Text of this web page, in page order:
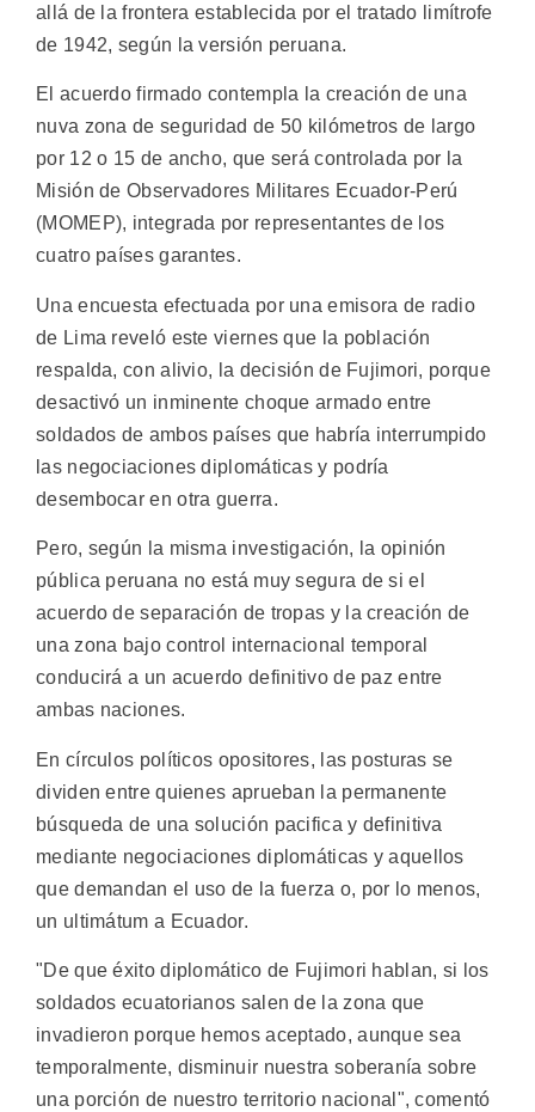
allá de la frontera establecida por el tratado limítrofe
de 1942, según la versión peruana.
El acuerdo firmado contempla la creación de una
nuva zona de seguridad de 50 kilómetros de largo
por 12 o 15 de ancho, que será controlada por la
Misión de Observadores Militares Ecuador-Perú
(MOMEP), integrada por representantes de los
cuatro países garantes.
Una encuesta efectuada por una emisora de radio
de Lima reveló este viernes que la población
respalda, con alivio, la decisión de Fujimori, porque
desactivó un inminente choque armado entre
soldados de ambos países que habría interrumpido
las negociaciones diplomáticas y podría
desembocar en otra guerra.
Pero, según la misma investigación, la opinión
pública peruana no está muy segura de si el
acuerdo de separación de tropas y la creación de
una zona bajo control internacional temporal
conducirá a un acuerdo definitivo de paz entre
ambas naciones.
En círculos políticos opositores, las posturas se
dividen entre quienes aprueban la permanente
búsqueda de una solución pacifica y definitiva
mediante negociaciones diplomáticas y aquellos
que demandan el uso de la fuerza o, por lo menos,
un ultimátum a Ecuador.
"De que éxito diplomático de Fujimori hablan, si los
soldados ecuatorianos salen de la zona que
invadieron porque hemos aceptado, aunque sea
temporalmente, disminuir nuestra soberanía sobre
una porción de nuestro territorio nacional", comentó